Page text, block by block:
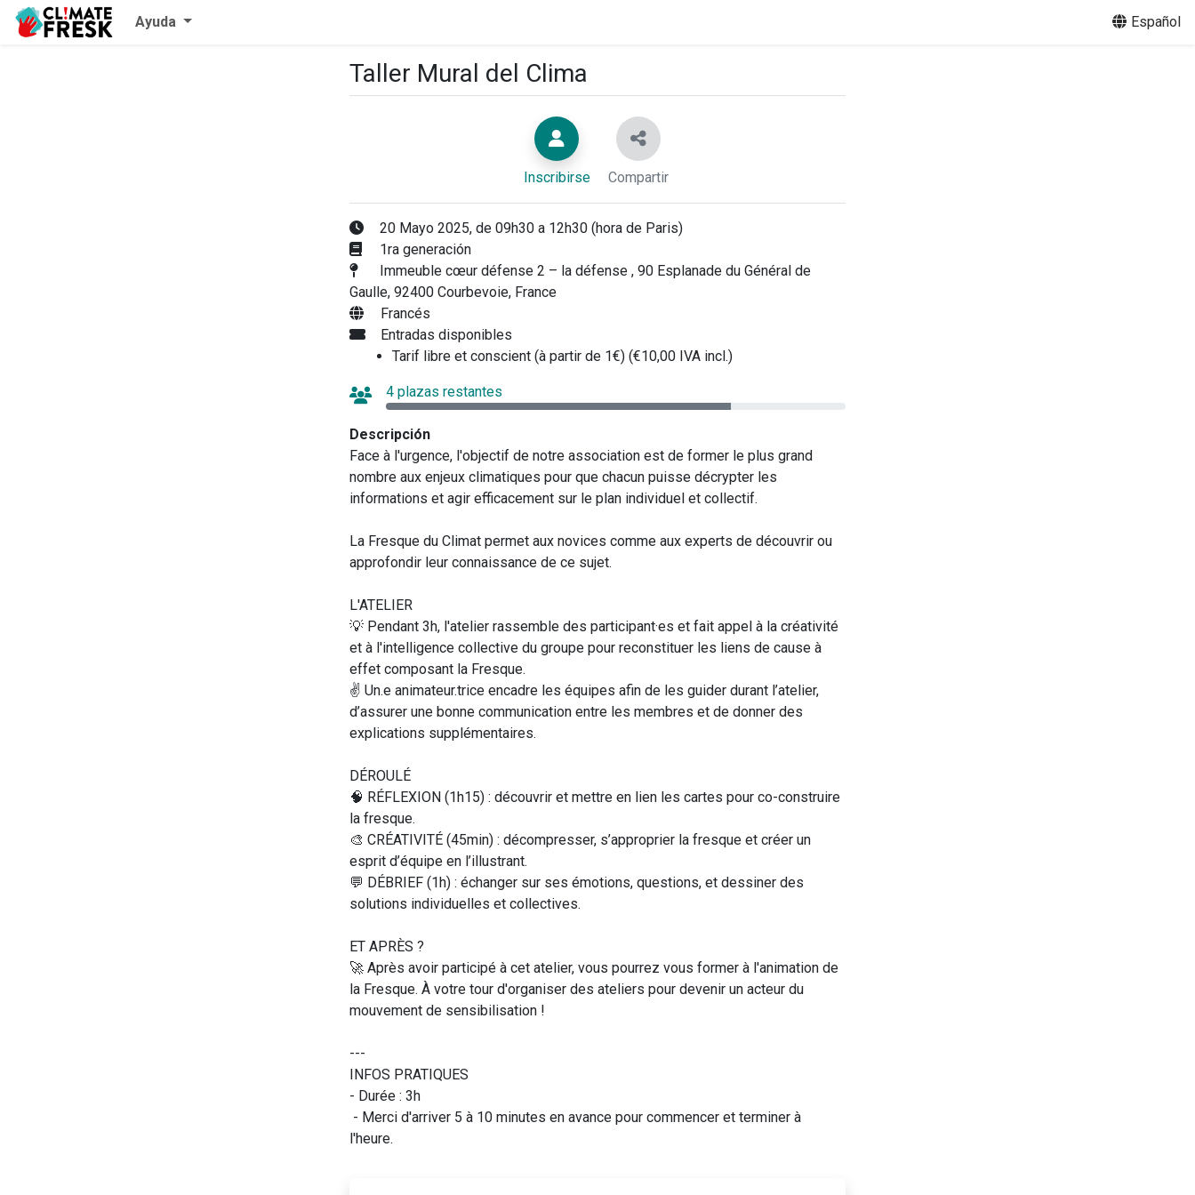
Ayuda Español
Taller Mural del Clima
Inscribirse Compartir
20 Mayo 2025, de 09h30 a 12h30 (hora de Paris)
1ra generación
Immeuble cœur défense 2 – la défense , 90 Esplanade du Général de
Gaulle, 92400 Courbevoie, France
Francés
Entradas disponibles
Tarif libre et conscient (à partir de 1€) (€10,00 IVA incl.)
4 plazas restantes
Descripción
Face à l'urgence, l'objectif de notre association est de former le plus grand
nombre aux enjeux climatiques pour que chacun puisse décrypter les
informations et agir efficacement sur le plan individuel et collectif.
La Fresque du Climat permet aux novices comme aux experts de découvrir ou
approfondir leur connaissance de ce sujet.
L'ATELIER
💡 Pendant 3h, l'atelier rassemble des participant·es et fait appel à la créativité
et à l'intelligence collective du groupe pour reconstituer les liens de cause à
effet composant la Fresque.
✌️ Un.e animateur.trice encadre les équipes afin de les guider durant l’atelier,
d’assurer une bonne communication entre les membres et de donner des
explications supplémentaires.
DÉROULÉ
🧠 RÉFLEXION (1h15) : découvrir et mettre en lien les cartes pour co-construire
la fresque.
🎨 CRÉATIVITÉ (45min) : décompresser, s’approprier la fresque et créer un
esprit d’équipe en l’illustrant.
💬 DÉBRIEF (1h) : échanger sur ses émotions, questions, et dessiner des
solutions individuelles et collectives.
ET APRÈS ?
🚀 Après avoir participé à cet atelier, vous pourrez vous former à l'animation de
la Fresque. À votre tour d'organiser des ateliers pour devenir un acteur du
mouvement de sensibilisation !
---
INFOS PRATIQUES
- Durée : 3h
- Merci d'arriver 5 à 10 minutes en avance pour commencer et terminer à
l'heure.